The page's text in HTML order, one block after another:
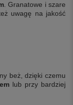
. Granatowe i szare
uwagę na jakość
beż, dzięki czemu
lub przy bardziej